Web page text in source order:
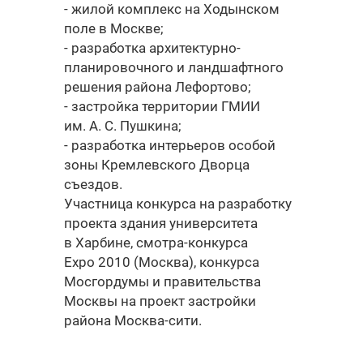
- жилой комплекс на Ходынском
поле в Москве;
- разработка архитектурно-
планировочного и ландшафтного
решения района Лефортово;
- застройка территории ГМИИ
им. А. С. Пушкина;
- разработка интерьеров особой
зоны Кремлевского Дворца
съездов.
Участница конкурса на разработку
проекта здания университета
в Харбине, смотра-конкурса
Expo 2010 (Москва), конкурса
Мосгордумы и правительства
Москвы на проект застройки
района Москва-сити.